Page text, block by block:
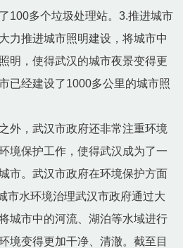
100多个垃圾处理站。3.推进城市
力推进城市照明建设，将城市中
明，使得武汉的城市夜景变得更
已经建设了1000多公里的城市照
外，武汉市政府还非常注重环境
境保护工作，使得武汉成为了一
市。武汉市政府在环境保护方面
市水环境治理武汉市政府通过大
城市中的河流、湖泊等水域进行
境变得更加干净、清澈。截至目